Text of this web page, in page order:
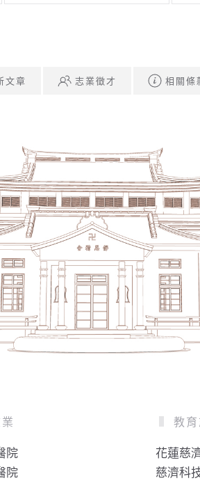
文章 志業徵才 相關條
院
院
教育
花蓮慈
慈濟科